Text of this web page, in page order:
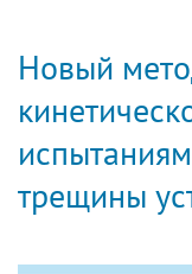
Новый
трещины